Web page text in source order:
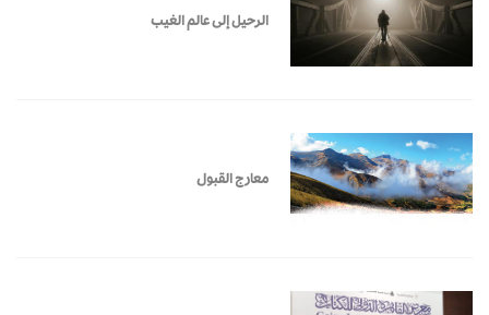
الرحيل إلى عالم الغيب
معارج القبول